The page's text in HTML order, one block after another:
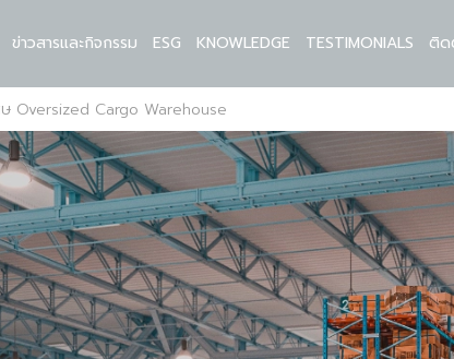
ข่าวสารและกิจกรรม ESG KNOWLEDGE TESTIMONIALS ติด
Oversized Cargo Warehouse